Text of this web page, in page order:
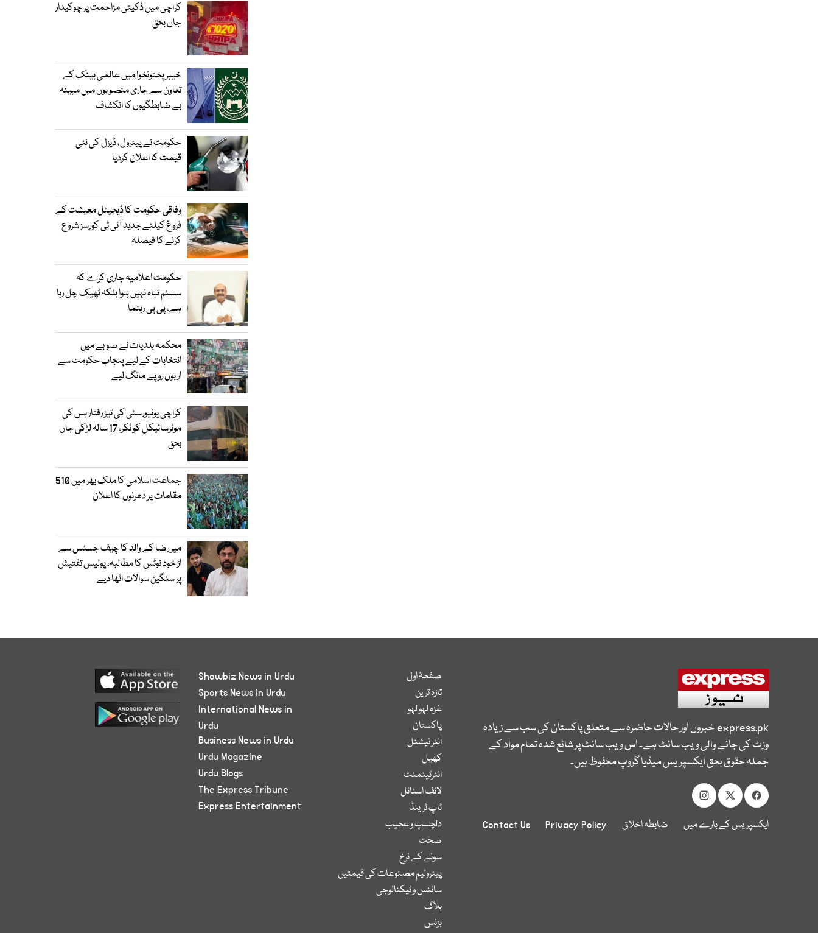
کراچی میں ڈکیتی مزاحمت پر چوکیدار
جاں بحق
خیبرپختونخوا میں عالمی بینک کے
تعاون سے جاری منصوبوں میں مبینہ
بے ضابطگیوں کا انکشاف
حکومت نے پیٹرول، ڈیزل کی نئی
قیمت کا اعلان کردیا
وفاقی حکومت کا ڈیجیٹل معیشت کے
فروغ کیلئے جدید آئی ٹی کورسز شروع
کرنے کا فیصلہ
حکومت اعلامیہ جاری کرے کہ
سسٹم تباہ نہیں ہوا بلکہ ٹھیک چل رہا
ہے، پی پی رہنما
محکمہ بلدیات نے صوبے میں
انتخابات کے لیے پنجاب حکومت سے
اربوں روپے مانگ لیے
کراچی یونیورسٹی کی تیز رفتار بس کی
موٹرسائیکل کو ٹکر، 17 سالہ لڑکی جاں
بحق
جماعت اسلامی کا ملک بھر میں 510
مقامات پر دھرنوں کا اعلان
میر رضا کے والد کا چیف جسٹس سے
از خود نوٹس کا مطالبہ، پولیس تفتیش
پر سنگین سوالات اٹھا دیے
express.pkخبروں اور حالات حاضرہ سے متعلق پاکستان کی سب سے زیادہ
وزٹ کی جانے والی ویب سائٹ ہے۔ اس ویب سائٹ پر شائع شدہ تمام مواد کے
جملہ حقوق بحق ایکسپریس میڈیا گروپ محفوظ ہیں۔
ایکسپریس کے بارے میں ضابطہ اخلاق Privacy Policy
Contact Us
صفحۂ اول
تازہ ترین
غزہ لہو لہو
پاکستان
انٹر نیشنل
کھیل
انٹرٹینمنٹ
لائف اسٹائل
ٹاپ ٹرینڈ
دلچسپ و عجیب
صحت
سونے کے نرخ
پیٹرولیم مصنوعات کی قیمتیں
سائنس و ٹیکنالوجی
بلاگ
بزنس
Showbiz News in Urdu
Sports News in Urdu
International News in
Urdu
Business News in Urdu
Urdu Magazine
Urdu Blogs
The Express Tribune
Express Entertainment